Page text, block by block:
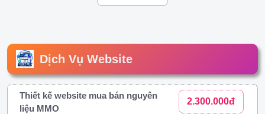
Dịch Vụ Website
Thiết kế website mua bán nguyên
liệu MMO
2.300.000đ